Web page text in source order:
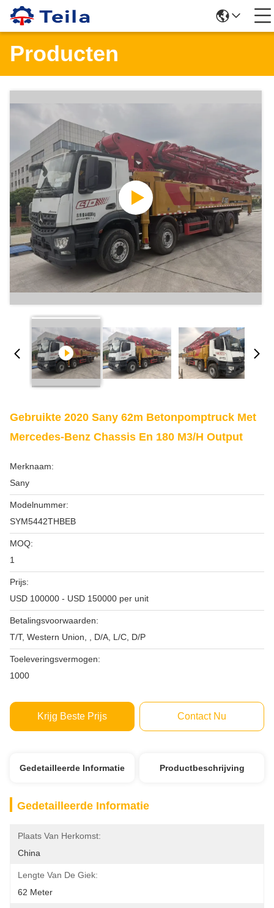
Producten
Gebruikte 2020 Sany 62m Betonpomptruck Met
Mercedes-Benz Chassis En 180 M3/h Output
Merknaam:
Sany
Modelnummer:
SYM5442THBEB
MOQ:
1
Prijs:
USD 100000 - USD 150000 per unit
Betalingsvoorwaarden:
T/T, Western Union, , D/A, L/C, D/P
Toeleveringsvermogen:
1000
Krijg Beste Prijs Contact Nu
Gedetailleerde Informatie Productbeschrijving
Gedetailleerde Informatie
Plaats Van Herkomst:
China
Lengte Van De Giek:
62 Meter